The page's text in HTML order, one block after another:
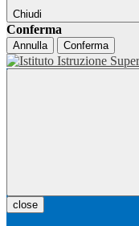
Chiudi
Conferma
Annulla Conferma
close